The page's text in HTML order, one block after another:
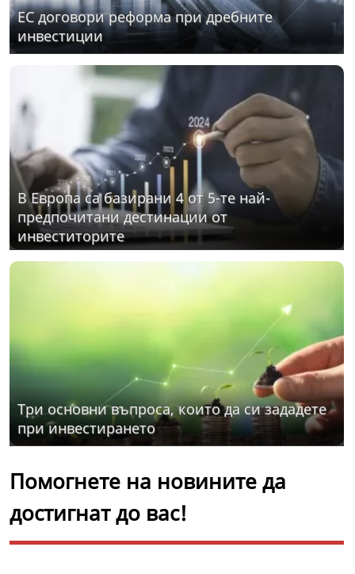
ЕС договори реформа при дребните
инвестиции
В Европа са базирани 4 от 5-те най-
предпочитани дестинации от
инвеститорите
Три основни въпроса, които да си зададете
при инвестирането
Помогнете на новините да
достигнат до вас!